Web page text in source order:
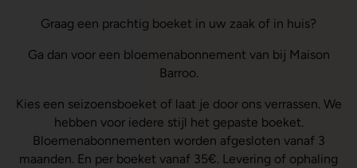
Graag een prachtig boeket in uw zaak of in huis?
Ga dan voor een bloemenabonnement van bij Maison
Barroo.
Kies een seizoensboeket of laat je door ons verrassen. We
hebben voor iedere stijl het gepaste boeket.
Bloemenabonnementen worden afgesloten vanaf 3
maanden. En per boeket vanaf 35€. Levering of ophaling